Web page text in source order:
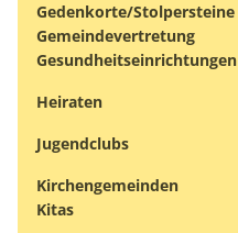
Gedenkorte/Stolpersteine
Gemeindevertretung
Gesundheitseinrichtungen
Heiraten
Jugendclubs
Kirchengemeinden
Kitas